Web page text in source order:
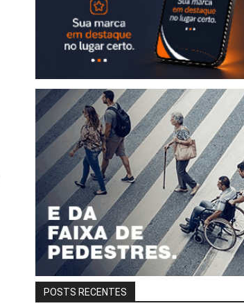
POSTS RECENTES